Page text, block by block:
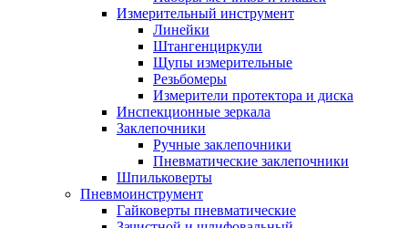
Измерительный инструмент
Линейки
Штангенциркули
Щупы измерительные
Резьбомеры
Измерители протектора и диска
Инспекционные зеркала
Заклепочники
Ручные заклепочники
Пневматические заклепочники
Шпильковерты
Пневмоинструмент
Гайковерты пневматические